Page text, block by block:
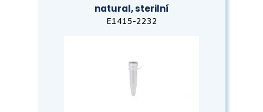
natural, sterilní
E1415-2232